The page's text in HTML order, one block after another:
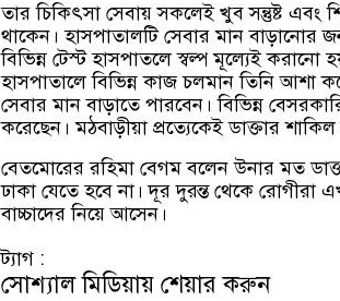
তার চিকিৎসা সেবায় সকলেই খুব সন্তুষ্ট এবং
থাকেন। হাসপাতালটি সেবার মান বাড়ানোর
বিভিন্ন টেস্ট হাসপাতলে স্বল্প মূল্যেই করানো
হাসপাতালে বিভিন্ন কাজ চলমান তিনি
সেবার মান বাড়াতে পারবেন। বিভিন্ন
করেছেন। মঠবাড়ীয়া প্রত্যেকেই ডাক্তার
বেতমোরের রহিমা বেগম বলেন উনার মত
ঢাকা যেতে হবে না। দূর দুরন্ত থেকে রোগীরা
বাচ্চাদের নিয়ে আসেন।
ট্যাগ :
সোশ্যাল মিডিয়ায় শেয়ার করুন